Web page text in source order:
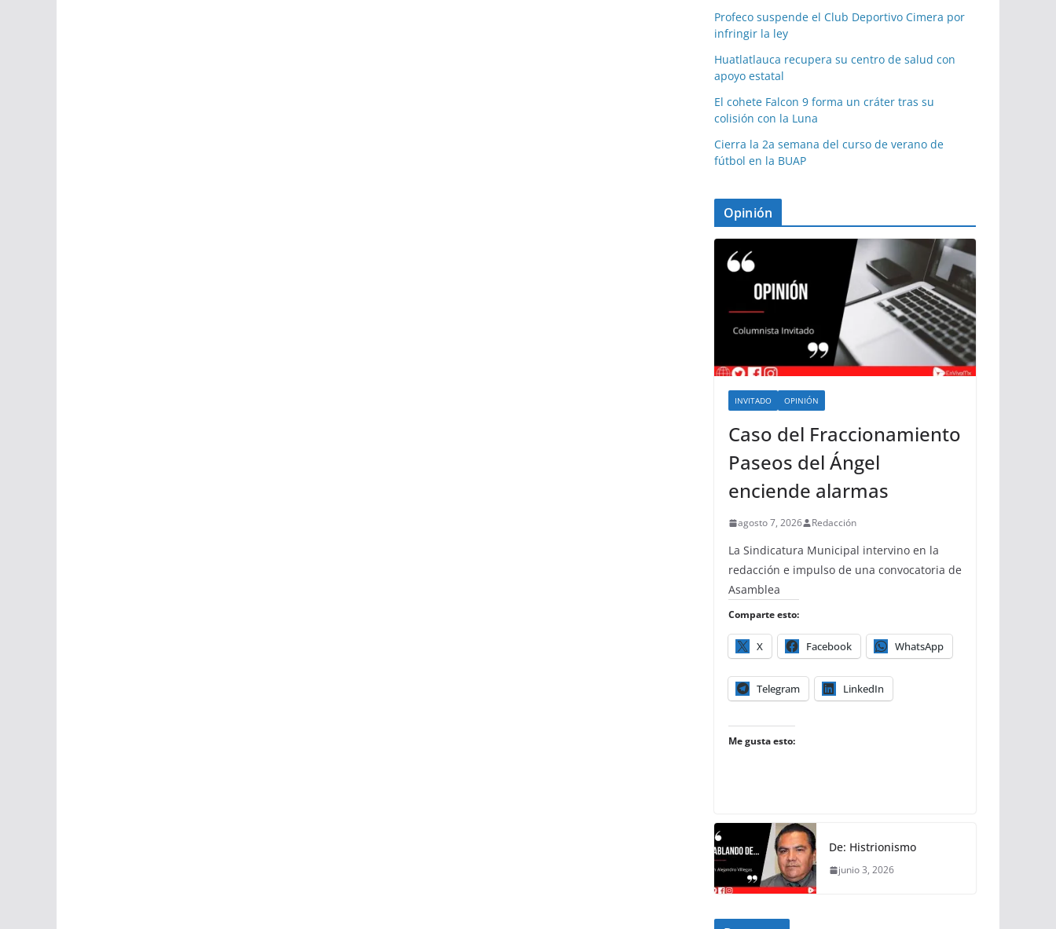
Profeco suspende el Club Deportivo Cimera por
infringir la ley
Huatlatlauca recupera su centro de salud con
apoyo estatal
El cohete Falcon 9 forma un cráter tras su
colisión con la Luna
Cierra la 2a semana del curso de verano de
fútbol en la BUAP
Opinión
INVITADO OPINIÓN
Caso del Fraccionamiento
Paseos del Ángel
enciende alarmas
agosto 7, 2026 Redacción
La Sindicatura Municipal intervino en la
redacción e impulso de una convocatoria de
Asamblea
Comparte esto:
X Facebook WhatsApp
Telegram LinkedIn
Me gusta esto:
De: Histrionismo
junio 3, 2026